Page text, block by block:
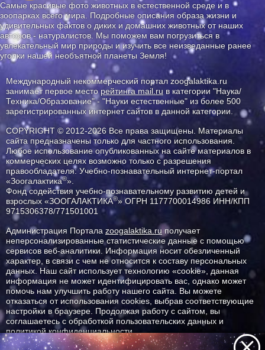
Самые красивые фото животных в естественной среде и в
зоопарках всего мира. Подробные описания образа жизни и
удивительных фактов о диких и домашних животных от наших
авторов - натуралистов. Мы поможем вам погрузиться в
увлекательный мир природы и изучить все неизведанные ранее
уголки нашей необъятной планеты Земля!
Международный некоммерческий портал zoogalaktika.ru
занимает первое месторейтинга mail.ru в категории "Наука/
Техника/Образование" - "Науки естественные" из более 500
зарегистрированных интернет сайтов в данной категории.
COPYRIGHT © 2012-2026 Все права защищены. Материалы
сайта предназначены только для частного использования.
Любое использование опубликованных на сайте материалов в
коммерческих целях возможно только с разрешения
правообладателя: Учебно-познавательный интернет-портал
«Зоогалактика®».
Фонд содействия учебно-познавательному развитию детей и
взрослых «ЗООГАЛАКТИКА®» ОГРН 1177700014986 ИНН/КПП
9715306378/771501001
Администрация Портала zoogalaktika.ruполучает
неперсонализированные статистические данные с помощью
сервисов веб-аналитики. Информация носит обезличенный
характер, в связи с чем не относится к составу персональных
данных. Наш сайт использует технологию «cookie», данная
информация не может идентифицировать вас, однако может
помочь нам улучшить работу нашего сайта. Вы можете
отказаться от использования cookies, выбрав соответствующие
настройки в браузере. Продолжая работу с сайтом, вы
соглашаетесь с обработкой пользовательских данных и
политикой конфиденциальности.